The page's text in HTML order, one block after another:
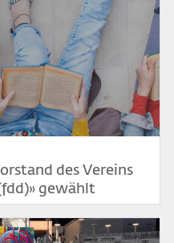
des Vereins
gewählt